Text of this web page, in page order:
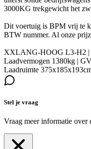
3000KG trekgewicht het
Dit voertuig is BPM vrij te
BTW nummer. Al onze
XXLANG-HOOG L3-H2 |
Laadvermogen 1380kg |
Laadruimte
Stel je vraag
Vraag meer informatie over